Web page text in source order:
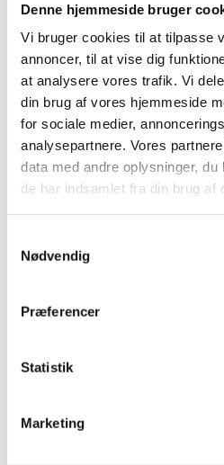
Denne hjemmeside bruger
Vi bruger cookies til at tilpasse
annoncer, til at vise dig
at analysere vores trafik. Vi
din brug af vores hjemmeside
for sociale medier,
analysepartnere. Vores
data med andre oplysninger,
de har indsamlet fra din brug af
Nødvendig
Præferencer
Statistik
Marketing
vurdering af den enkeltes behov.
Hvis en eksaminand får tildelt
behovet er dokumenteret, eller
ændrer prøvens niveau, er der
mangel ved prøven, som kan
§ 34 i den erhvervsrettede
Konkluderer censor fejl og
være forpligtet til at foretage en
Reglerne for særlige
(retsinformation.dk):